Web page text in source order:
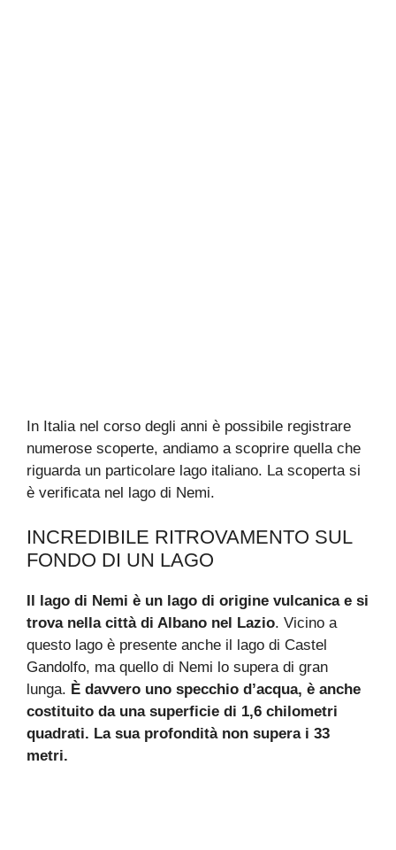
In Italia nel corso degli anni è possibile registrare
numerose scoperte, andiamo a scoprire quella che
riguarda un particolare lago italiano. La scoperta si
è verificata nel lago di Nemi.
INCREDIBILE RITROVAMENTO SUL
FONDO DI UN LAGO
Il lago di Nemi è un lago di origine vulcanica e si
trova nella città di Albano nel Lazio. Vicino a
questo lago è presente anche il lago di Castel
Gandolfo, ma quello di Nemi lo supera di gran
lunga. È davvero uno specchio d’acqua, è anche
costituito da una superficie di 1,6 chilometri
quadrati. La sua profondità non supera i 33
metri.